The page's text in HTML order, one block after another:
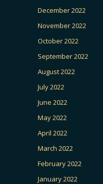
December 2022
November 2022
October 2022
September 2022
August 2022
July 2022
June 2022
May 2022
April 2022
March 2022
February 2022
January 2022